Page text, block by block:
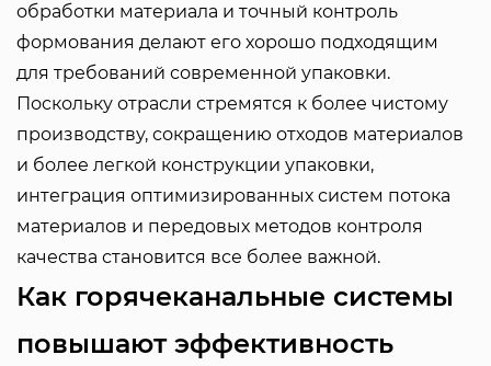
обработки материала и точный контроль
формования делают его хорошо подходящим
для требований современной упаковки.
Поскольку отрасли стремятся к более чистому
производству, сокращению отходов материалов
и более легкой конструкции упаковки,
интеграция оптимизированных систем потока
материалов и передовых методов контроля
качества становится все более важной.
Как горячеканальные системы
повышают эффективность